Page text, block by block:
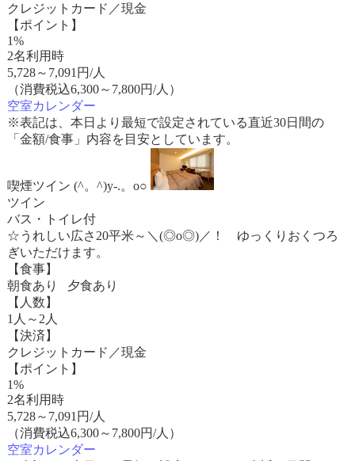
クレジットカード／現金
【ポイント】
1%
2名利用時
5,728～ 7,091 円/人
（消費税込6,300～7,800円/人）
空室カレンダー
※表記は、本日より最短で設定されている直近30日間の
「金額/食事」内容を目安としています。
喫煙ツイン (^。^)y-.。o○
ツイン
バス・トイレ付
☆うれしい広さ20平米～＼(◎o◎)／！ ゆっくりおくつろ
ぎいただけます。
【食事】
朝食あり 夕食あり
【人数】
1人～2人
【決済】
クレジットカード／現金
【ポイント】
1%
2名利用時
5,728～ 7,091 円/人
（消費税込6,300～7,800円/人）
空室カレンダー